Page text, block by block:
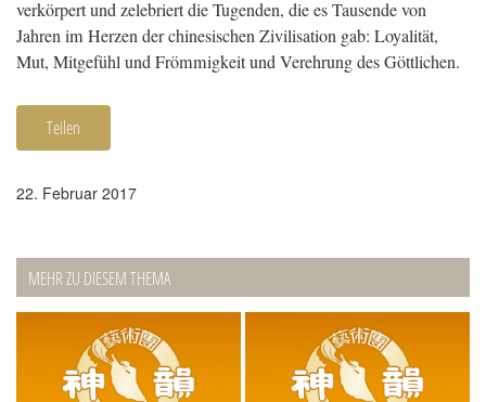
verkörpert und zelebriert die Tugenden, die es Tausende von
Jahren im Herzen der chinesischen Zivilisation gab: Loyalität,
Mut, Mitgefühl und Frömmigkeit und Verehrung des Göttlichen.
Teilen
22. Februar 2017
MEHR ZU DIESEM THEMA